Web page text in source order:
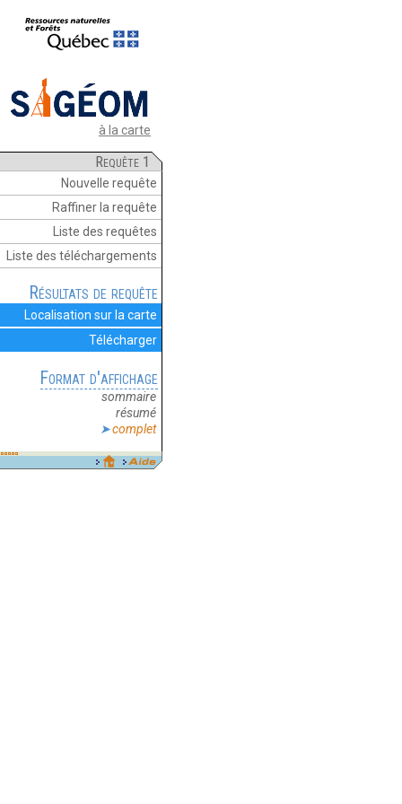
à la carte
Requête 1
Nouvelle requête
Raffiner la requête
Liste des requêtes
Liste des téléchargements
Résultats de requête
Localisation sur la carte
Télécharger
Format d'affichage
sommaire
résumé
complet